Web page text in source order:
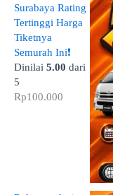
Surabaya Rating
Tertinggi Harga
Tiketnya
Semurah Ini❗
Dinilai 5.00 dari
5
Rp100.000